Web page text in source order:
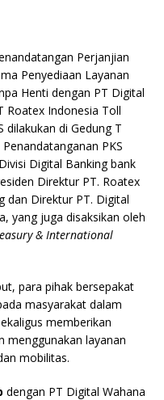
Perjanjian
Penyediaan Layanan
Henti dengan PT Digital
Roatex Indonesia Toll
dilakukan di Gedung T
PKS
Digital Banking bank
Direktur PT. Roatex
dan Direktur PT. Digital
yang juga disaksikan oleh
& International
para pihak bersepakat
masyarakat dalam
memberikan
menggunakan layanan
mobilitas.
dengan PT Digital Wahana